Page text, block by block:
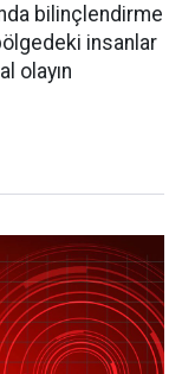
bilinçlendirme
insanlar
olayın